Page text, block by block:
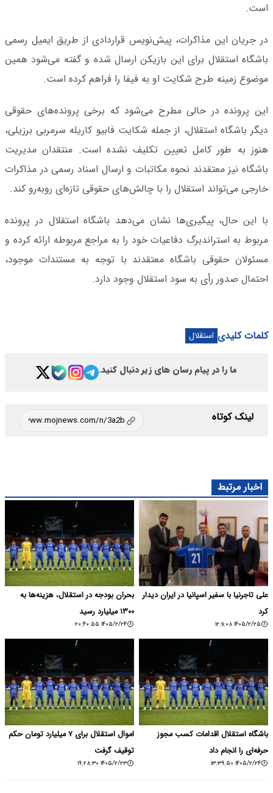
است.
در جریان این مذاکرات، پیش‌نویس قراردادی از طریق ایمیل رسمی
باشگاه استقلال برای این بازیکن ارسال شده و گفته می‌شود همین
موضوع زمینه طرح شکایت او به فیفا را فراهم کرده است.
این پرونده در حالی مطرح می‌شود که برخی پرونده‌های حقوقی
دیگر باشگاه استقلال، از جمله شکایت فابیو کاریله سرمربی برزیلی،
هنوز به طور کامل تعیین تکلیف نشده است. منتقدان مدیریت
باشگاه نیز معتقدند نحوه مکاتبات و ارسال اسناد رسمی در مذاکرات
خارجی می‌تواند استقلال را با چالش‌های حقوقی تازه‌ای روبه‌رو کند.
با این حال، پیگیری‌ها نشان می‌دهد باشگاه استقلال در پرونده
مربوط به استراندبرگ دفاعیات خود را به مراجع مربوطه ارائه کرده و
مسئولان حقوقی باشگاه معتقدند با توجه به مستندات موجود،
احتمال صدور رأی به سود استقلال وجود دارد.
کلمات کلیدی استقلال
ما را در پیام رسان های زیر دنبال کنید.
لینک کوتاه
اخبار مرتبط
علی تاجرنیا با سفیر اسپانیا در ایران دیدار
کرد
۱۴۰۵/۲/۲۵ ۱۲:۱۱:۰۸
بحران بودجه در استقلال، هزینه‌ها به
۱۳۰۰ میلیارد رسید
۱۴۰۵/۲/۲۴ ۲۰:۴۰:۵۵
باشگاه استقلال اقدامات کسب مجوز
حرفه‌ای را انجام داد
۱۴۰۵/۲/۲۴ ۱۳:۳۹:۵۰
اموال استقلال برای ۷ میلیارد تومان حکم
توقیف گرفت
۱۴۰۵/۲/۲۳ ۱۹:۲۸:۳۰